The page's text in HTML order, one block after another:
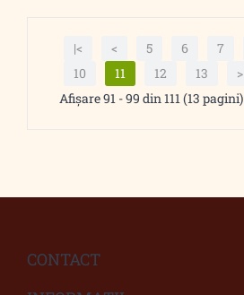
|< < 5 6 7
10
11 12 13 >
Afişare 91 - 99 din 111 (13 pagini)
CONTACT